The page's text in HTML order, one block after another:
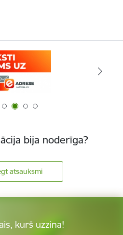
bija noderīga?
atsauksmi
kurš uzzina!